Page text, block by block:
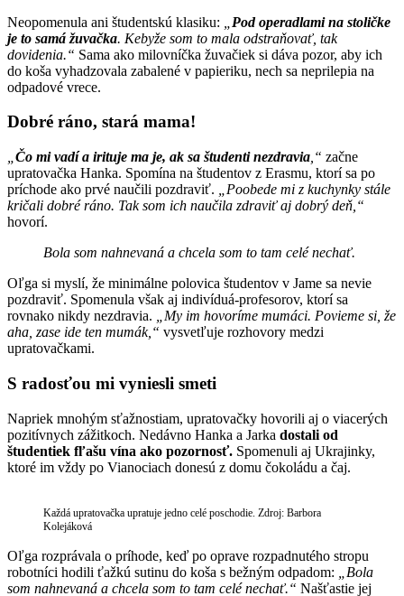
Neopomenula ani študentskú klasiku:
Pod operadlami na stoličke
je to samá žuvačka. Kebyže som to mala odstraňovať, tak
dovidenia.“ Sama ako milovníčka žuvačiek si dáva pozor, aby ich
do koša vyhadzovala zabalené v papieriku, nech sa neprilepia na
odpadové vrece.
Dobré ráno, stará mama!
Čo mi vadí a irituje ma je, ak sa študenti nezdravia ,“ začne
upratovačka Hanka. Spomína na študentov z Erasmu, ktorí sa po
príchode ako prvé naučili pozdraviť.
„Poobede mi z kuchynky stále
kričali dobré ráno. Tak som ich naučila zdraviť aj dobrý deň,“
hovorí.
Bola som nahnevaná a chcela som to tam celé nechať.
Oľga si myslí, že minimálne polovica študentov v Jame sa nevie
pozdraviť. Spomenula však aj indivíduá-profesorov, ktorí sa
rovnako nikdy nezdravia.
„My im hovoríme mumáci. Povieme si, že
aha, zase ide ten mumák,“ vysvetľuje rozhovory medzi
upratovačkami.
S radosťou mi vyniesli smeti
Napriek mnohým sťažnostiam, upratovačky hovorili aj o viacerých
pozitívnych zážitkoch. Nedávno Hanka a Jarka dostali od
študentiek fľašu vína ako pozornosť. Spomenuli aj Ukrajinky,
ktoré im vždy po Vianociach donesú z domu čokoládu a čaj.
Každá upratovačka upratuje jedno celé poschodie. Zdroj: Barbora
Kolejáková
Oľga rozprávala o príhode, keď po oprave rozpadnutého stropu
robotníci hodili ťažkú sutinu do koša s bežným odpadom:
„Bola
som nahnevaná a chcela som to tam celé nechať.“ Našťastie jej